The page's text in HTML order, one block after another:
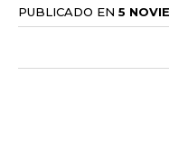
PUBLICADO EN 5